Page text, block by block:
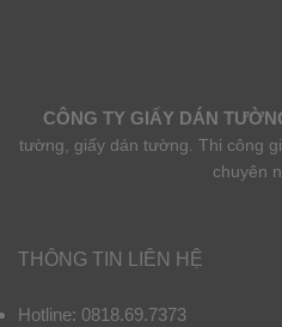
CÔNG TY GIẤY DÁN
tường, giấy dán tường. Thi công
chuyên
THÔNG TIN LIÊN HỆ
Hotline: 0818.69.7373